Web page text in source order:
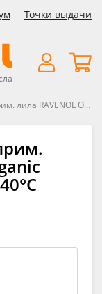
Точки выдачи
Organic Techn.Coolant Premix -40°C